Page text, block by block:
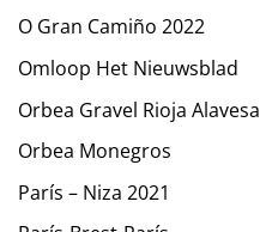
O Gran Camiño 2022
Omloop Het Nieuwsblad
Orbea Gravel Rioja Alavesa
Orbea Monegros
París – Niza 2021